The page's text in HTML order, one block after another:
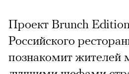
Проект Brunch
Российского
познакомит жителей